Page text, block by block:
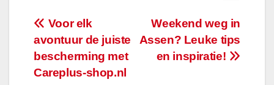
Bericht
navigatie
Weekend weg in
Assen? Leuke tips
en inspiratie!
Voor elk
avontuur de juiste
bescherming met
Careplus-shop.nl